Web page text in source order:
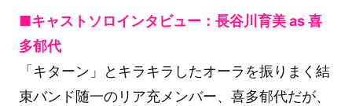
■キャストソロインタビュー：長谷川育美 as 喜
多郁代
「キターン」とキラキラしたオーラを振りまく結
束バンド随一のリア充メンバー、喜多郁代だが、